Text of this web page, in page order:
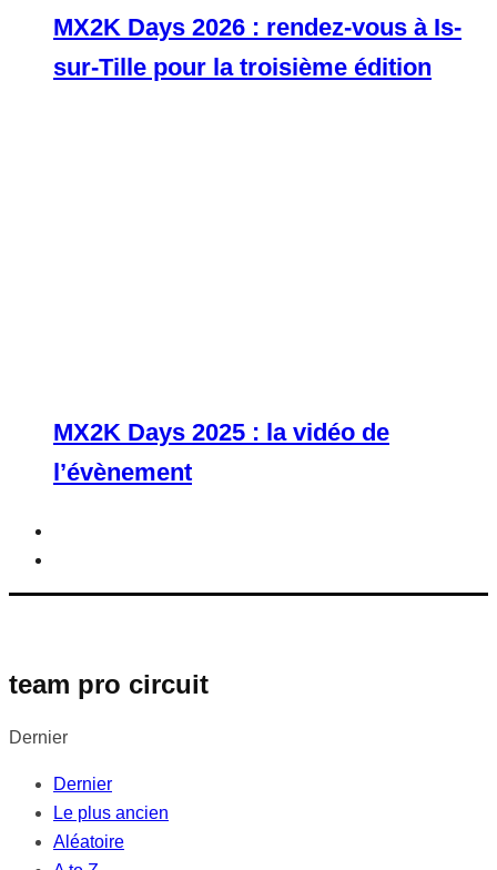
MX2K Days 2026 : rendez-vous à Is-
sur-Tille pour la troisième édition
MX2K Days 2025 : la vidéo de
l’évènement
team pro circuit
Dernier
Dernier
Le plus ancien
Aléatoire